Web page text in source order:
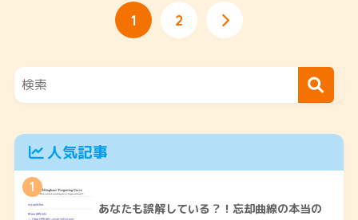
1 2
人気記事
1
あなたも誤解している？！忘却曲線の本当の